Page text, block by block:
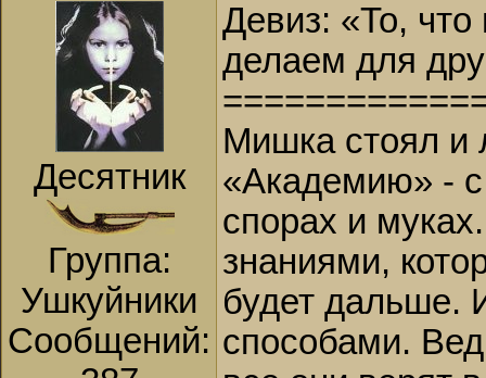
Десятник
Группа:
Ушкуйники
Сообщений:
Девиз: «То,
делаем для
Мишка стоял и
«Академию» - с
спорах и
знаниями,
будет дальше.
способами.